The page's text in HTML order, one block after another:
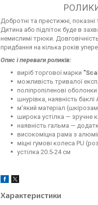
РОЛИКИ
Добротні та престижні, показні
Дитина або підліток буде в
немислимі трюки.
придбання на кілька років
Опис і переваги роликів:
виріб торгової марки
можливість тривалої
поліпропіленові
шнурівка, наявність баклі
м'який матеріал
широка устілка — зручне
наявність гальма —
високоміцна рама з
міцні гумові колеса PU
устілка 20.5-24 см
Характеристики